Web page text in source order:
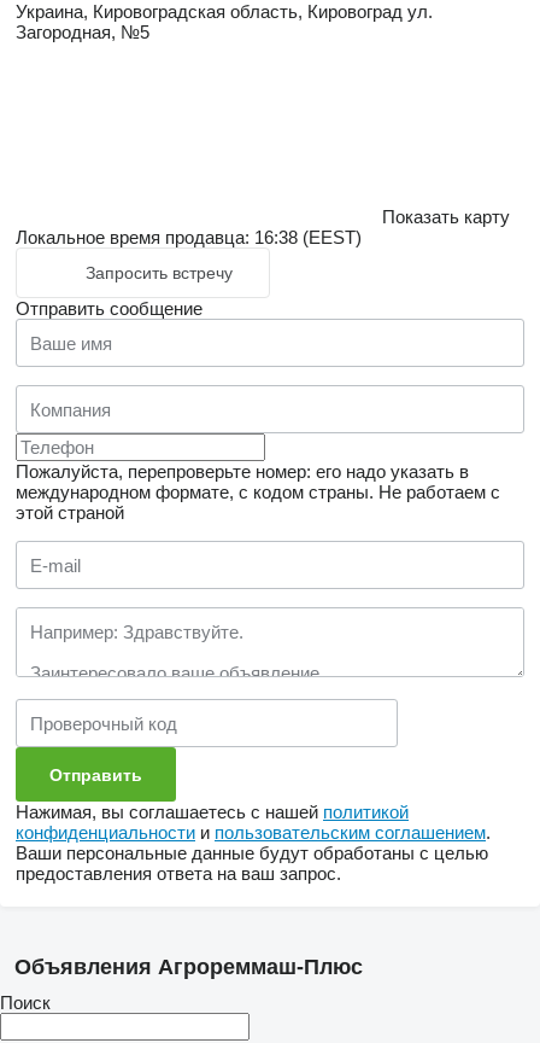
Украина, Кировоградская область, Кировоград ул.
Загородная, №5
Показать карту
Локальное время продавца: 16:38 (EEST)
Запросить встречу
Отправить сообщение
Пожалуйста, перепроверьте номер: его надо указать в
международном формате, с кодом страны. Не работаем с
этой страной
Нажимая, вы соглашаетесь с нашей политикой
конфиденциальности и пользовательским соглашением.
Ваши персональные данные будут обработаны с целью
предоставления ответа на ваш запрос.
Объявления Агрореммаш-Плюс
Поиск